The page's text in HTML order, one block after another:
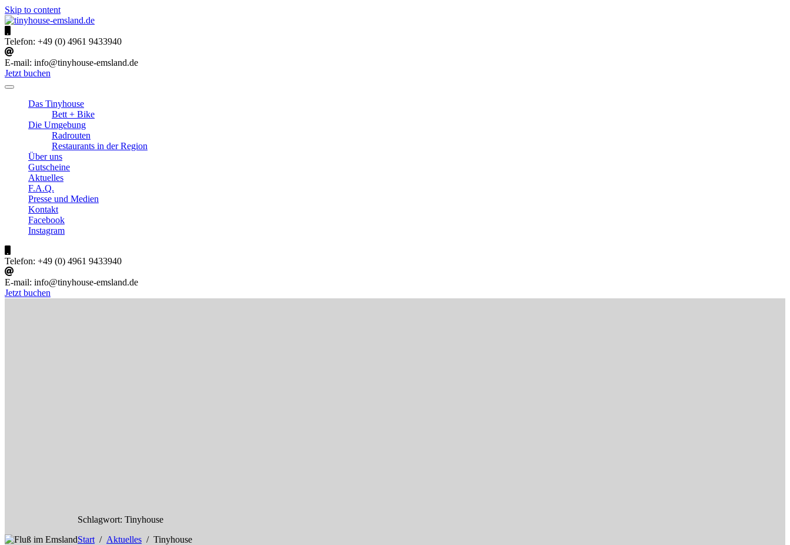
Skip to content
tinyhouse-emsland.de
Urlaub im Emsland
Telefon: +49 (0) 4961 9433940
E-mail: info@tinyhouse-emsland.de
Jetzt buchen
Das Tinyhouse
Bett + Bike
Die Umgebung
Radrouten
Restaurants in der Region
Über uns
Gutscheine
Aktuelles
F.A.Q.
Presse und Medien
Kontakt
Facebook
Instagram
Telefon: +49 (0) 4961 9433940
E-mail: info@tinyhouse-emsland.de
Jetzt buchen
Schlagwort: Tinyhouse
Start
Aktuelles Tinyhouse